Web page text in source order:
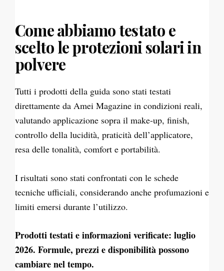
Come abbiamo testato e
scelto le protezioni solari in
polvere
Tutti i prodotti della guida sono stati testati
direttamente da Amei Magazine in condizioni reali,
valutando applicazione sopra il make-up, finish,
controllo della lucidità, praticità dell’applicatore,
resa delle tonalità, comfort e portabilità.
I risultati sono stati confrontati con le schede
tecniche ufficiali, considerando anche profumazioni e
limiti emersi durante l’utilizzo.
Prodotti testati e informazioni verificate: luglio
2026. Formule, prezzi e disponibilità possono
cambiare nel tempo.